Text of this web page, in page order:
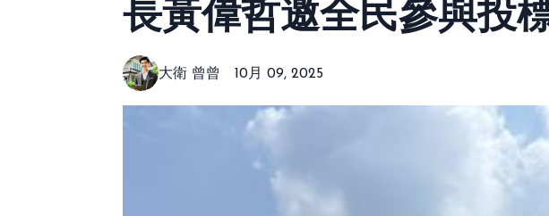
長黃偉哲邀全民參與投
大衛 曾曾 10月 09, 2025